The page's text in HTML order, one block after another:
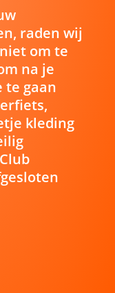
raden wij
om te
na je
te gaan
kleding